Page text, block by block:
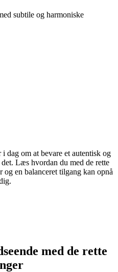
subtile og harmoniske
dag om at bevare et autentisk og
Læs hvordan du med de rette
og en balanceret tilgang kan opnå
med de rette